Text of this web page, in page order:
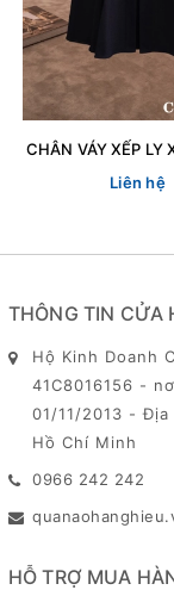
Liên hệ
THÔNG TIN CỬA
Hộ Kinh Doanh
41C8016156 -
01/11/2013 -
Hồ Chí Minh
0966 242 242
HỖ TRỢ MUA